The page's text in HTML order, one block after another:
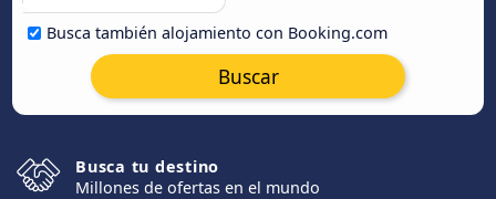
Busca también alojamiento con Booking.com
Buscar
Busca tu destino
Millones de ofertas en el mundo